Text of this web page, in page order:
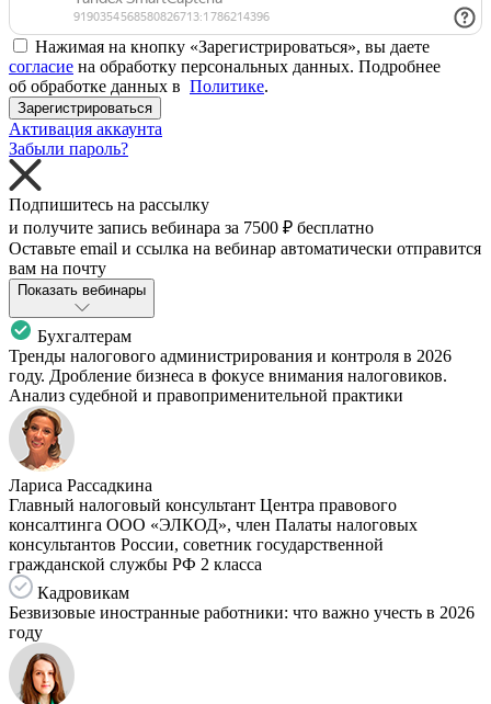
Нажимая на кнопку «Зарегистрироваться», вы даете
согласие на обработку персональных данных. Подробнее
об обработке данных в Политике.
Зарегистрироваться
Активация аккаунта
Забыли пароль?
Подпишитесь на рассылку
и получите запись вебинара за 7500 ₽ бесплатно
Оставьте email и ссылка на вебинар автоматически отправится
вам на почту
Показать вебинары
Бухгалтерам
Тренды налогового администрирования и контроля в 2026
году. Дробление бизнеса в фокусе внимания налоговиков.
Анализ судебной и правоприменительной практики
Лариса Рассадкина
Главный налоговый консультант Центра правового
консалтинга ООО «ЭЛКОД», член Палаты налоговых
консультантов России, советник государственной
гражданской службы РФ 2 класса
Кадровикам
Безвизовые иностранные работники: что важно учесть в 2026
году